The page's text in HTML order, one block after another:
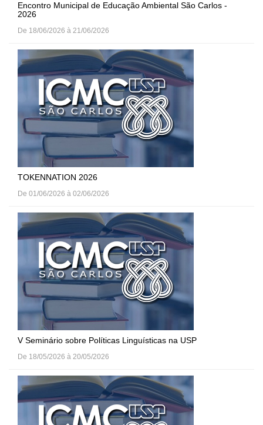
Encontro Municipal de Educação Ambiental São Carlos -
2026
De 18/06/2026 à 21/06/2026
TOKENNATION 2026
De 01/06/2026 à 02/06/2026
V Seminário sobre Políticas Linguísticas na USP
De 18/05/2026 à 20/05/2026